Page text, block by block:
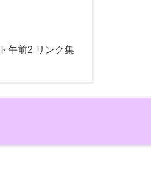
午前2 リンク集